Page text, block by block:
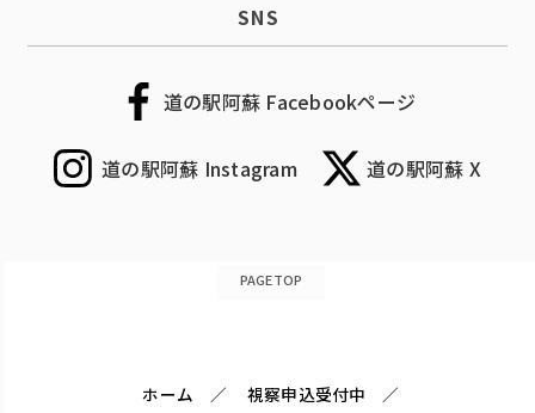
SNS
道の駅阿蘇 Facebookページ
道の駅阿蘇 Instagram 道の駅阿蘇 X
PAGETOP
ホーム
視察申込受付中